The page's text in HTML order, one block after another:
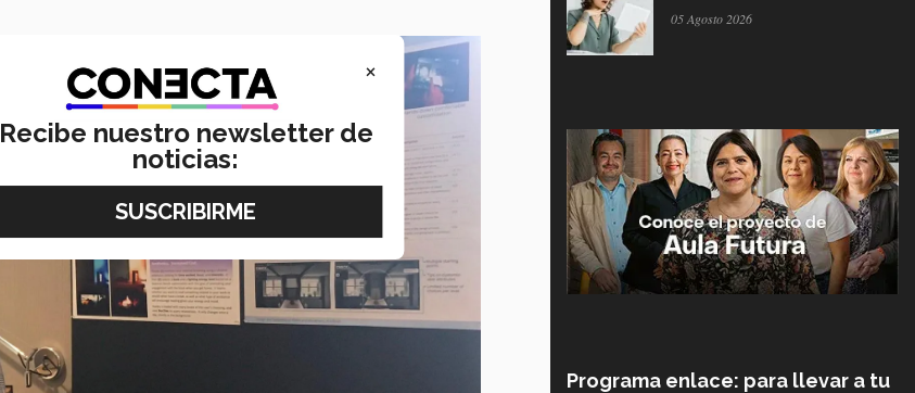
05 Agosto 2026
Programa enlace: para llevar a tu
×
Recibe nuestro newsletter de
noticias: